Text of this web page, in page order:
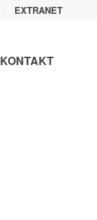
EXTRANET
KONTAKT